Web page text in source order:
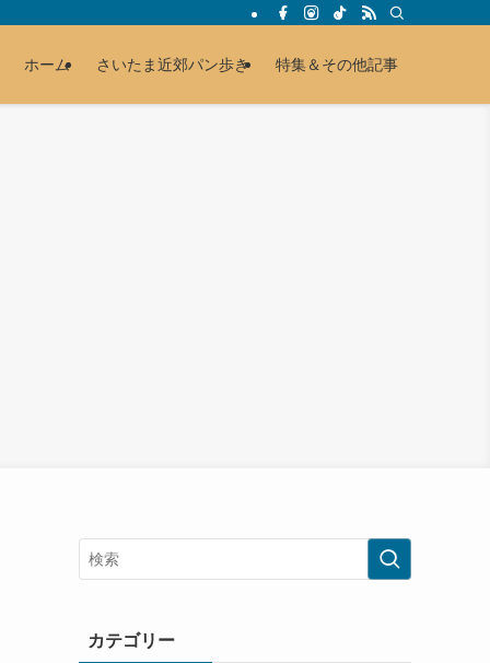
ホーム さいたま近郊パン歩き 特集＆その他記事
カテゴリー